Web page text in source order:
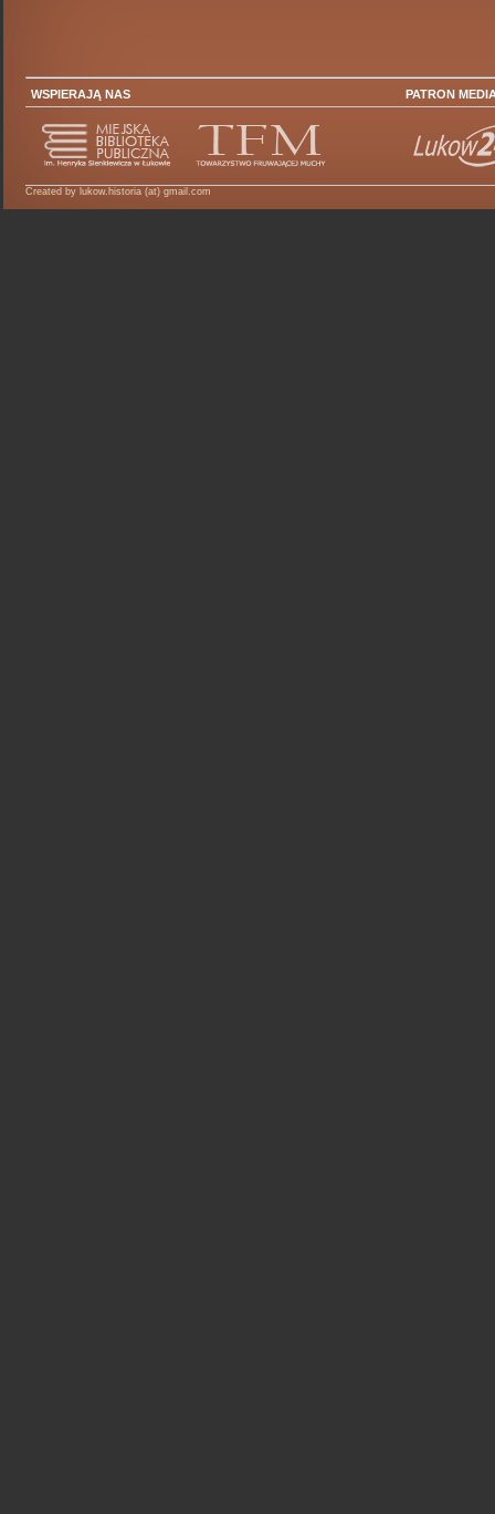
WSPIERAJĄ NAS PATRON
Created by lukow.historia (at) gmail.com